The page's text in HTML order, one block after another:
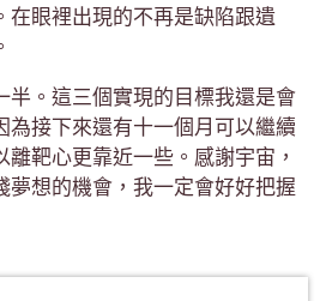
在眼裡出現的不再是缺陷跟遺
半。這三個實現的目標我還是會
為接下來還有十一個月可以繼續
靶心更靠近一些。感謝宇宙，
夢想的機會，我一定會好好把握